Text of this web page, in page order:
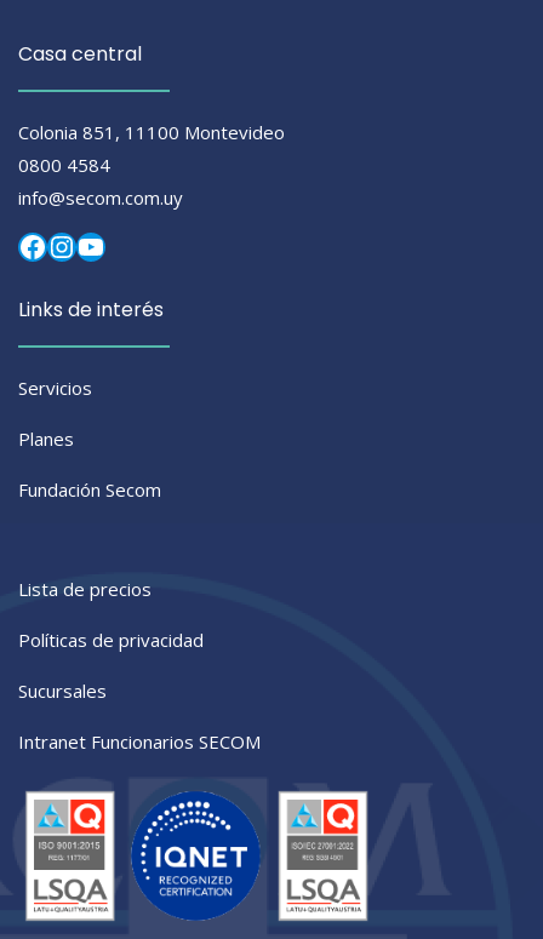
Casa central
Colonia 851, 11100 Montevideo
0800 4584
info@secom.com.uy
Facebook
Instagram
YouTube
Links de interés
Servicios
Planes
Fundación Secom
Lista de precios
Políticas de privacidad
Sucursales
Intranet Funcionarios SECOM